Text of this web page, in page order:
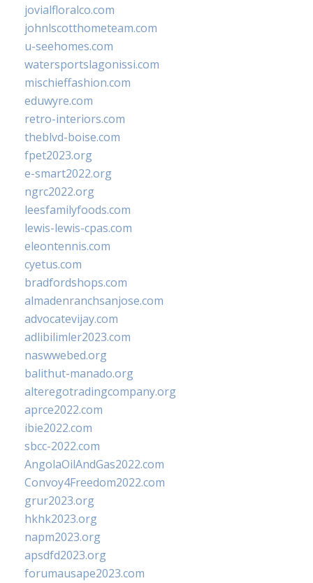
jovialfloralco.com
johnlscotthometeam.com
u-seehomes.com
watersportslagonissi.com
mischieffashion.com
eduwyre.com
retro-interiors.com
theblvd-boise.com
fpet2023.org
e-smart2022.org
ngrc2022.org
leesfamilyfoods.com
lewis-lewis-cpas.com
eleontennis.com
cyetus.com
bradfordshops.com
almadenranchsanjose.com
advocatevijay.com
adlibilimler2023.com
naswwebed.org
balithut-manado.org
alteregotradingcompany.org
aprce2022.com
ibie2022.com
sbcc-2022.com
AngolaOilAndGas2022.com
Convoy4Freedom2022.com
grur2023.org
hkhk2023.org
napm2023.org
apsdfd2023.org
forumausape2023.com